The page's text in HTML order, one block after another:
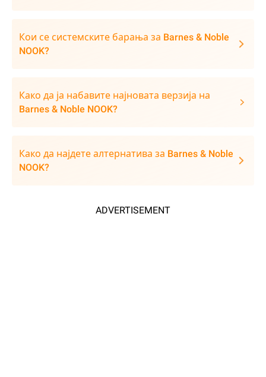
Кои се системските барања за Barnes & Noble
NOOK?
Како да ја набавите најновата верзија на
Barnes & Noble NOOK?
Како да најдете алтернатива за Barnes & Noble
NOOK?
ADVERTISEMENT